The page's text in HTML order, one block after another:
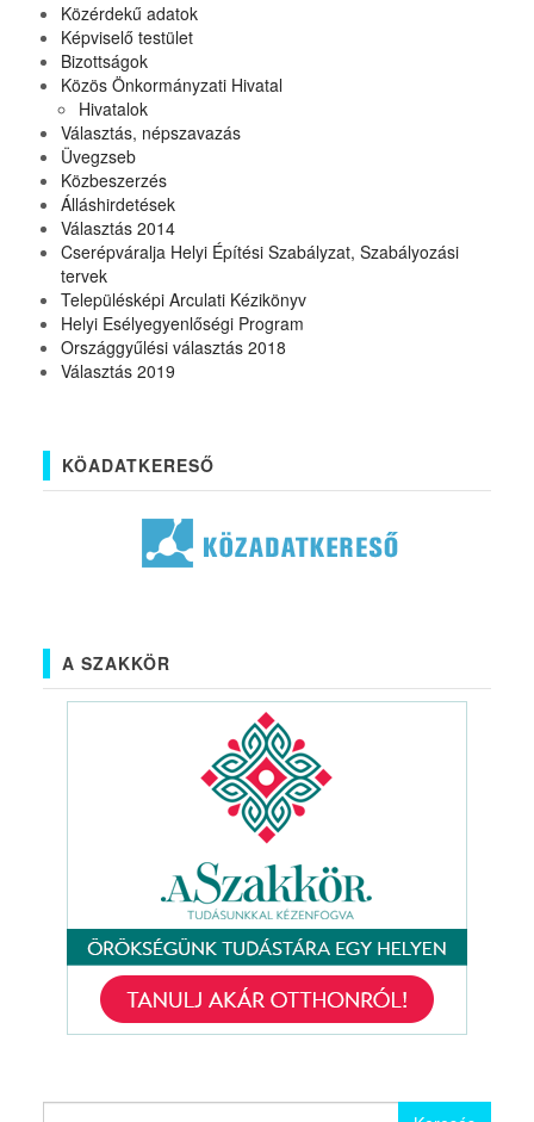
Közérdekű adatok
Képviselő testület
Bizottságok
Közös Önkormányzati Hivatal
Hivatalok
Választás, népszavazás
Üvegzseb
Közbeszerzés
Álláshirdetések
Választás 2014
Cserépváralja Helyi Építési Szabályzat, Szabályozási
tervek
Településképi Arculati Kézikönyv
Helyi Esélyegyenlőségi Program
Országgyűlési választás 2018
Választás 2019
KÖADATKERESŐ
A SZAKKÖR